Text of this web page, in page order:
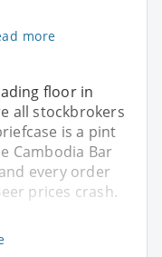
more
floor in
all stockbrokers
is a pint
Cambodia Bar
every order
prices crash.